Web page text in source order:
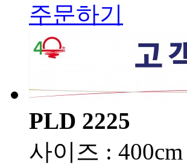
주문하기
PLD 2225
사이즈 :